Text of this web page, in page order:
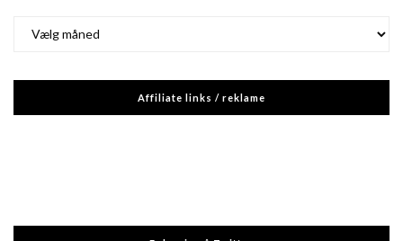
Affiliate links / reklame